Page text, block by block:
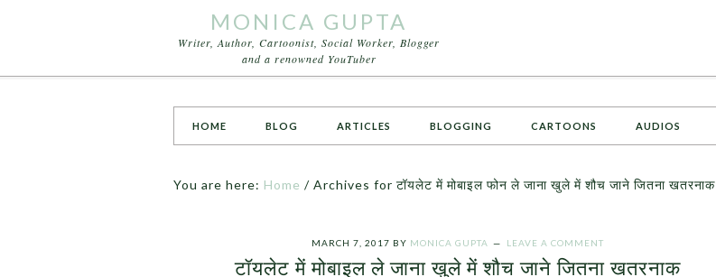
MONICA GUPTA
Writer, Author, Cartoonist, Social Worker, Blogger
and a renowned YouTuber
HOME BLOG ARTICLES BLOGGING CARTOONS AUDIOS
You are here: Home / Archives for टॉयलेट में मोबाइल फोन ले जाना खुले में शौच जाने जितना खतरनाक
MARCH 7, 2017 BY MONICA GUPTA LEAVE A COMMENT
टॉयलेट में मोबाइल ले जाना खुले में शौच जाने जितना खतरनाक